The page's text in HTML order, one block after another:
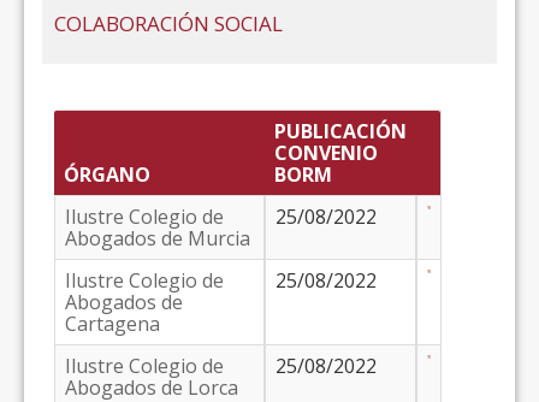
COLABORACIÓN SOCIAL
ÓRGANO
PUBLICACIÓN
CONVENIO
BORM
Ilustre Colegio de
Abogados de Murcia
25/08/2022
Ilustre Colegio de
Abogados de
Cartagena
25/08/2022
Ilustre Colegio de
Abogados de Lorca
25/08/2022